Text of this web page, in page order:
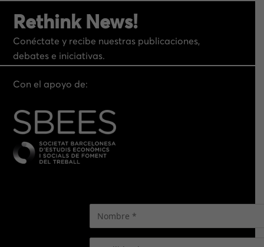
Rethink News!
Conéctate y recibe nuestras publicaciones,
debates e iniciativas.
Con el apoyo de: